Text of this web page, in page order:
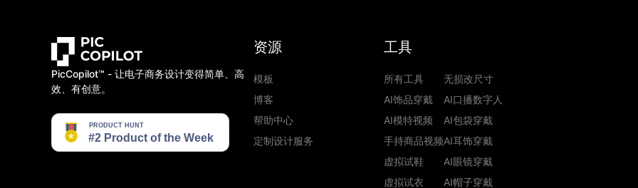
PicCopilot™️ - 让电子商务设计变得简单、高
效、有创意。
资源
模板
博客
帮助中心
定制设计服务
工具
所有工具
AI饰品穿戴
AI模特视频
手持商品视频
虚拟试鞋
虚拟试衣
无损改尺寸
AI口播数字人
AI包袋穿戴
AI耳饰穿戴
AI眼镜穿戴
AI帽子穿戴